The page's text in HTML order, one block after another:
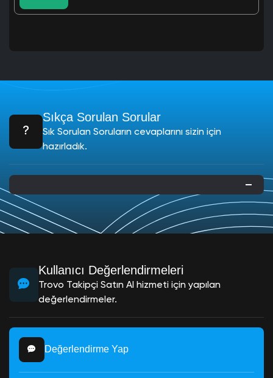
Sıkça Sorulan Sorular
Sık Sorulan Soruların cevaplarını sizin için
hazırladık.
Kullanıcı Değerlendirmeleri
Trovo Takipçi Satın Al hizmeti için yapılan
değerlendirmeler.
Değerlendirme Yap